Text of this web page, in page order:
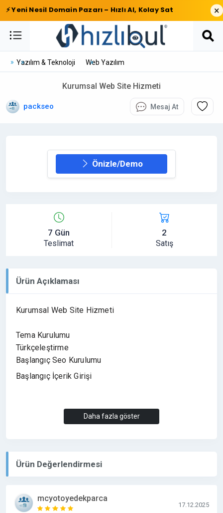
⚡ Yeni Nesil Domain Pazarı – Hızlı Al, Kolay Sat ×
Yazılım & Teknoloji Web Yazılım
Kurumsal Web Site Hizmeti
packseo Mesaj At
Önizle/Demo
7 Gün
Teslimat
2
Satış
Ürün Açıklaması
Kurumsal Web Site Hizmeti
Tema Kurulumu
Türkçeleştirme
Başlangıç Seo Kurulumu
Başlangıç İçerik Girişi
Daha fazla göster
Ürün Değerlendirmesi
mcyotoyedekparca
17.12.2025